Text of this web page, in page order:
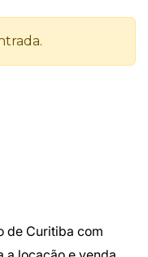
de Curitiba com